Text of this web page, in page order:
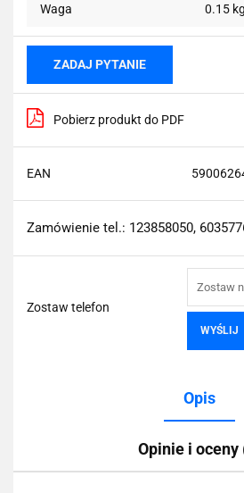
Waga 0.15 kg
ZADAJ PYTANIE
Pobierz produkt do PDF
EAN
Zamówienie tel.: 123858050,
Zostaw telefon
WYŚLIJ
Opis
Opinie i oceny